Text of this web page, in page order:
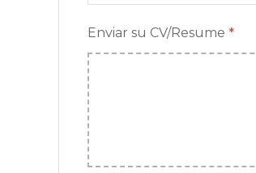
Enviar su CV/Resume *